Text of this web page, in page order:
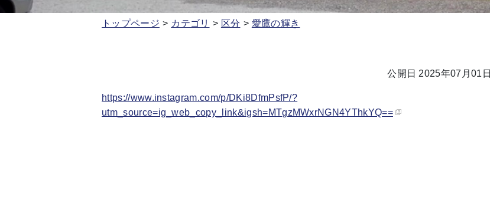
トップページ カテゴリ 区分 愛鷹の輝き
公開日 2025年07月01日
https://www.instagram.com/p/DKi8DfmPsfP/?
utm_source=ig_web_copy_link&igsh=MTgzMWxrNGN4YThkYQ==